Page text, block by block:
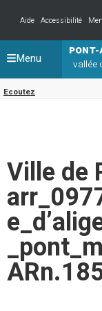
Aide
Accessibilité
PONT-
vallée
Ecoutez
Menu
Ville de